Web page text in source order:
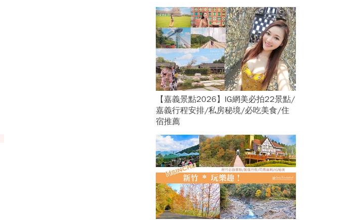
【嘉義景點2026】IG網美必拍22景點/
嘉義行程安排/私房秘境/必吃美食/住
宿推薦